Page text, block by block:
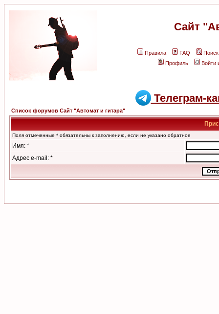
Сайт
Правила FAQ
Поиск
Профиль
Войти
Телеграм-
Список форумов Сайт "Автомат и гитара"
Поля отмеченные * обязательны к заполнению, если не указано обратное
Имя: *
Адрес e-mail: *